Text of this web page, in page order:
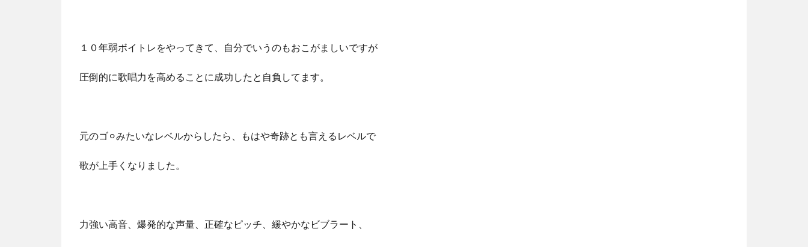
１０年弱ボイトレをやってきて、自分でいうのもおこがましいですが
圧倒的に歌唱力を高めることに成功したと自負してます。
元のゴ⚪︎みたいなレベルからしたら、もはや奇跡とも言えるレベルで
歌が上手くなりました。
力強い高音、爆発的な声量、正確なピッチ、緩やかなビブラート、